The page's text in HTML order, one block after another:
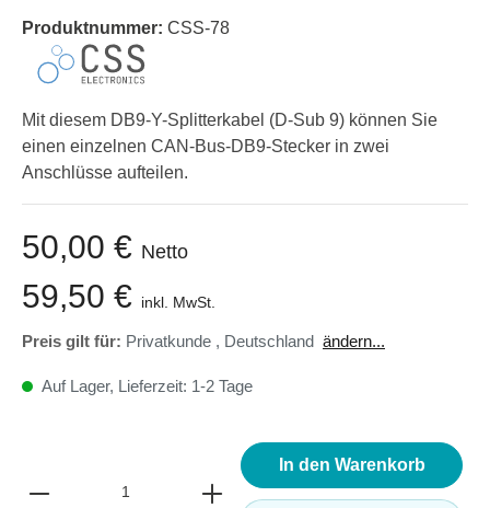
Produktnummer: CSS-78
Mit diesem DB9-Y-Splitterkabel (D-Sub 9) können Sie
einen einzelnen CAN-Bus-DB9-Stecker in zwei
Anschlüsse aufteilen.
50,00 € Netto
59,50 € inkl. MwSt.
Preis gilt für: Privatkunde , Deutschland ändern...
Auf Lager, Lieferzeit: 1-2 Tage
In den Warenkorb